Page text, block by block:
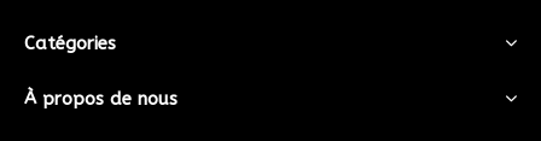
Catégories
À propos de nous